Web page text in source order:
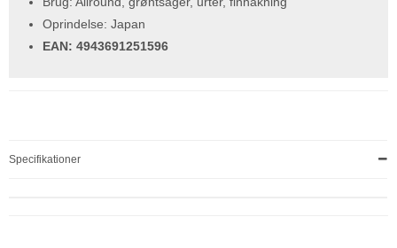
Oprindelse: Japan
EAN: 4943691251596
Specifikationer